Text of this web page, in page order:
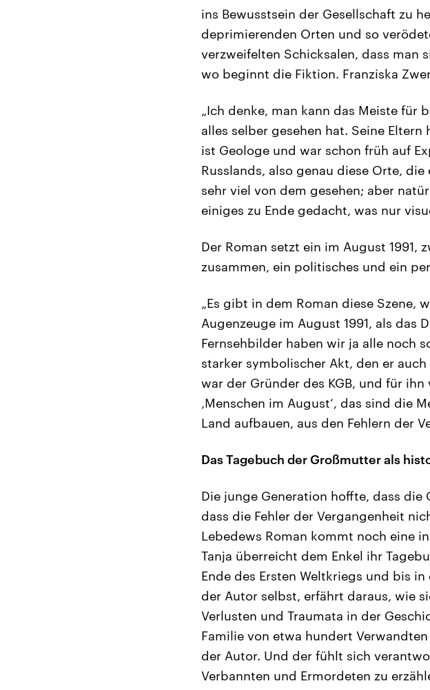
ins Bewusstsein der Gesellschaft zu
deprimierenden Orten und so
verzweifelten Schicksalen, dass man
wo beginnt die Fiktion. Franziska
„Ich denke, man kann das Meiste für
alles selber gesehen hat. Seine
ist Geologe und war schon früh auf
Russlands, also genau diese Orte,
sehr viel von dem gesehen; aber
einiges zu Ende gedacht, was nur
Der Roman setzt ein im August 1991,
zusammen, ein politisches und ein
„Es gibt in dem Roman diese Szene,
Augenzeuge im August 1991, als das
Fernsehbilder haben wir ja alle noch
starker symbolischer Akt, den er
war der Gründer des KGB, und für
‚Menschen im August‘, das sind die
Land aufbauen, aus den Fehlern der
Das Tagebuch der Großmutter als
Die junge Generation hoffte, dass die
dass die Fehler der Vergangenheit
Lebedews Roman kommt noch eine
Tanja überreicht dem Enkel ihr
Ende des Ersten Weltkriegs und bis
der Autor selbst, erfährt daraus, wie
Verlusten und Traumata in der
Familie von etwa hundert
der Autor. Und der fühlt sich
Verbannten und Ermordeten zu